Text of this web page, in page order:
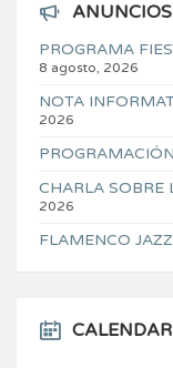
ANUNCIOS
PROGRAMA
8 agosto, 2026
NOTA
2026
CHARLA SOBRE
2026
FLAMENCO